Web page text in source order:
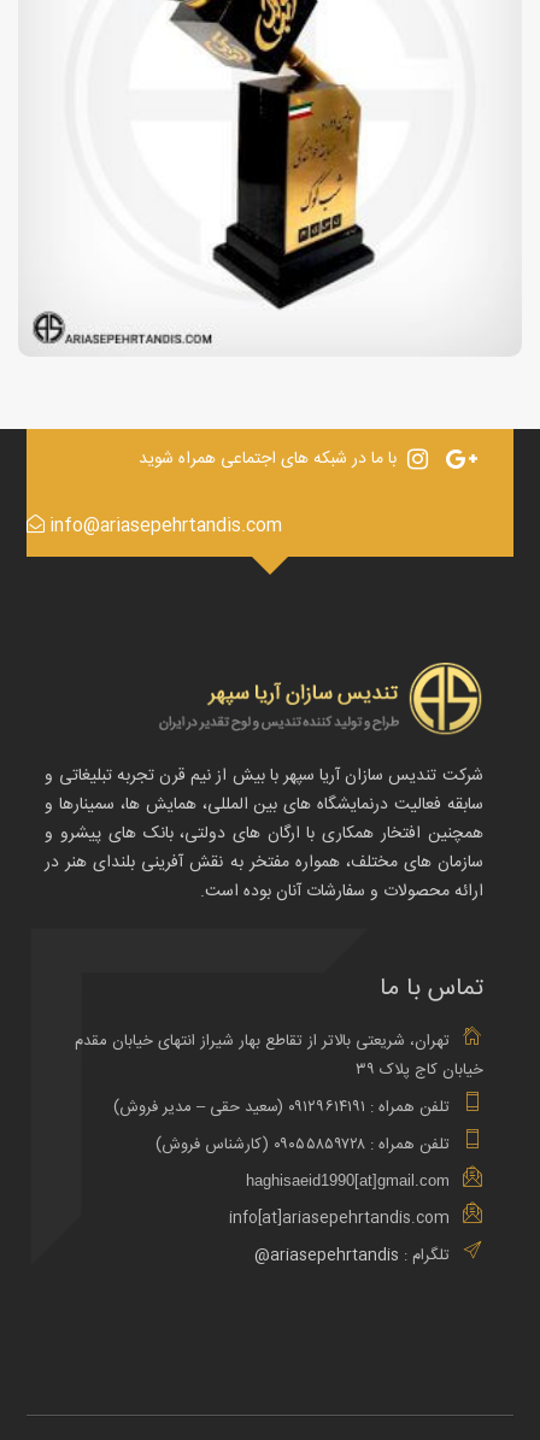
با ما در شبکه های اجتماعی همراه شوید
info@ariasepehrtandis.com
شرکت تندیس سازان آریا سپهر با بیش از نیم قرن تجربه تبلیغاتی و
سابقه فعالیت درنمایشگاه های بین المللی، همایش ها، سمینارها و
همچنین افتخار همکاری با ارگان های دولتی، بانک های پیشرو و
سازمان های مختلف، همواره مفتخر به نقش آفرینی بلندای هنر در
ارائه محصولات و سفارشات آنان بوده است.
تماس با ما
تهران، شریعتی بالاتر از تقاطع بهار شیراز انتهای خیابان مقدم
خیابان کاج پلاک ۳۹
تلفن همراه : ۰۹۱۲۹۶۱۴۱۹۱ (سعید حقی – مدیر فروش)
تلفن همراه : ۰۹۰۵۵۸۵۹۷۲۸ (کارشناس فروش)
haghisaeid1990[at]gmail.com
info[at]ariasepehrtandis.com
تلگرام : ariasepehrtandis@